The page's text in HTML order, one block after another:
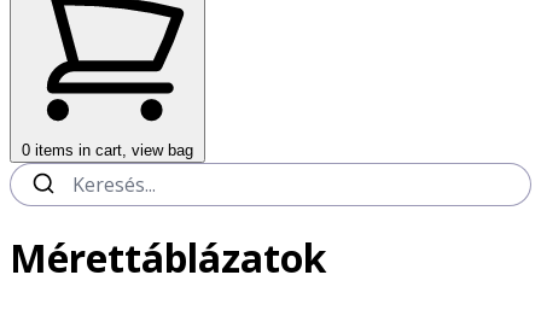
0 items in cart, view bag
Mérettáblázatok